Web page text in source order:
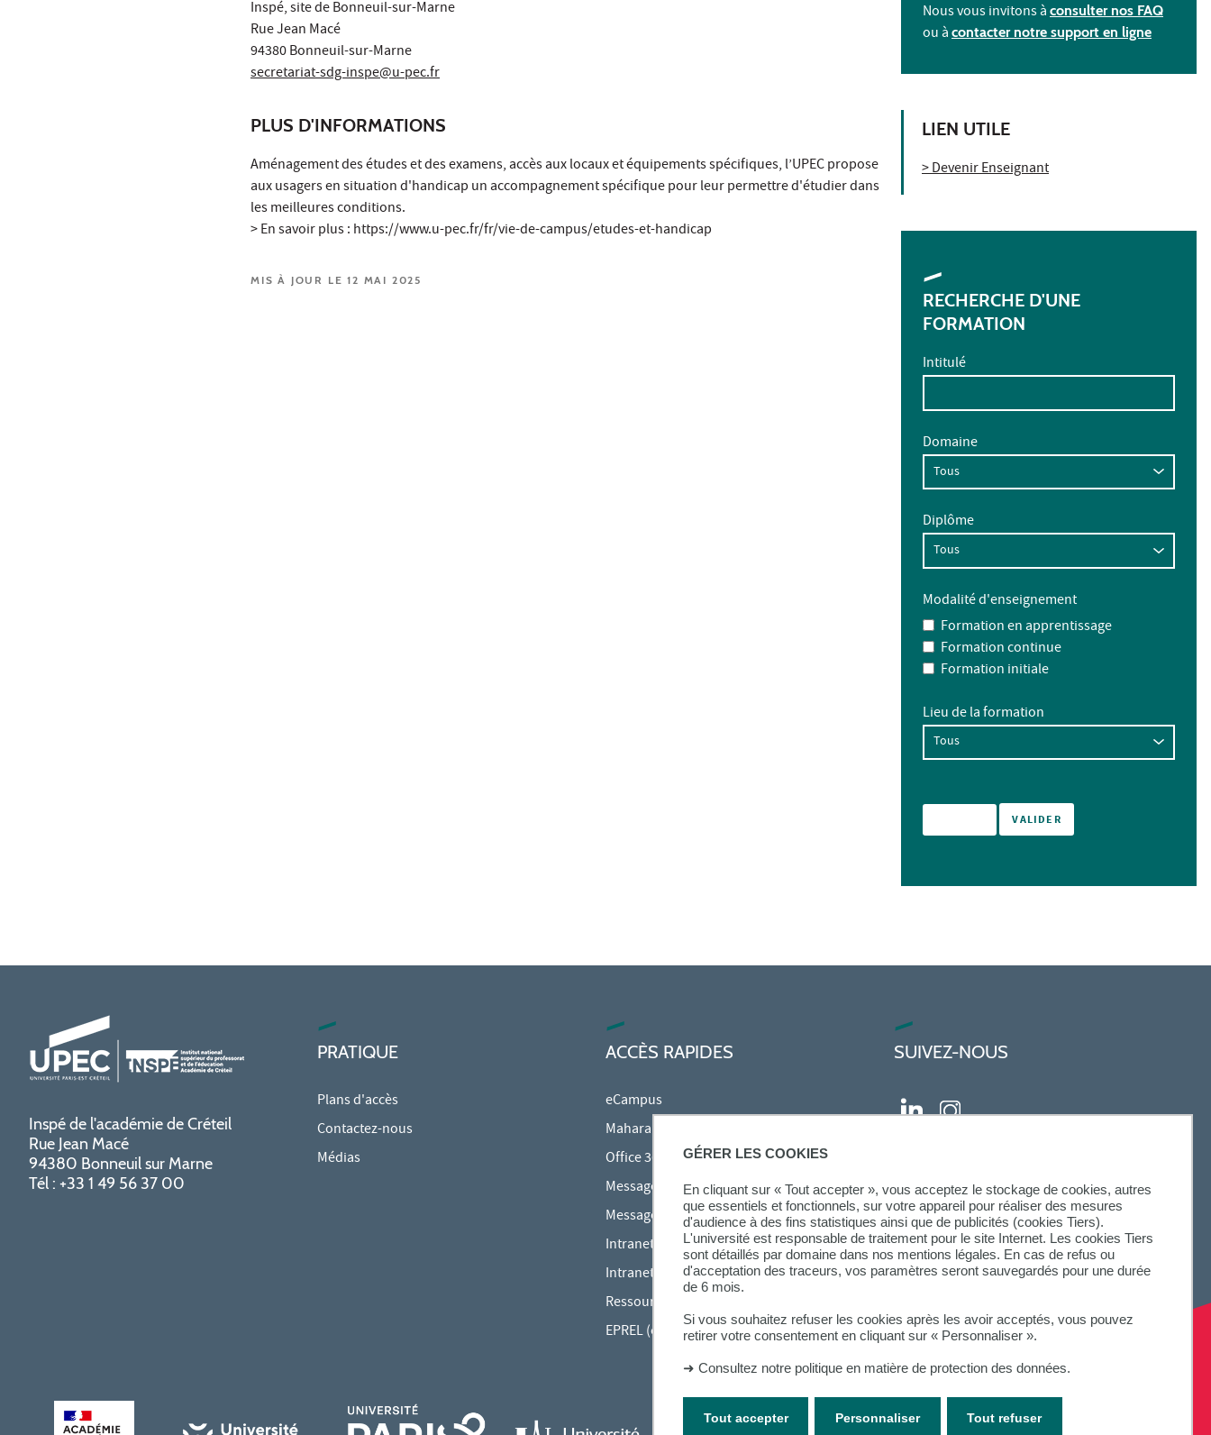
GÉRER LES COOKIES
En cliquant sur « Tout accepter », vous acceptez le stockage de cookies, autres
que essentiels et fonctionnels, sur votre appareil pour réaliser des mesures
d'audience à des fins statistiques ainsi que de publicités (cookies Tiers).
L'université est responsable de traitement pour le site Internet. Les cookies Tiers
sont détaillés par domaine dans nos mentions légales. En cas de refus ou
d'acceptation des traceurs, vos paramètres seront sauvegardés pour une durée
de 6 mois.
Si vous souhaitez refuser les cookies après les avoir acceptés, vous pouvez
retirer votre consentement en cliquant sur « Personnaliser ».
➜ Consultez notre politique en matière de protection des données.
Tout accepter Tout refuser
Personnaliser
Inspé, site de Bonneuil-sur-Marne
Rue Jean Macé
94380 Bonneuil-sur-Marne
secretariat-sdg-inspe@u-pec.fr
PLUS D'INFORMATIONS
Aménagement des études et des examens, accès aux locaux et équipements spécifiques, l’UPEC propose
aux usagers en situation d'handicap un accompagnement spécifique pour leur permettre d'étudier dans
les meilleures conditions.
> En savoir plus : https://www.u-pec.fr/fr/vie-de-campus/etudes-et-handicap
MIS À JOUR LE 12 MAI 2025
Nous vous invitons à consulter nos FAQ
ou à contacter notre support en ligne
LIEN UTILE
> Devenir Enseignant
RECHERCHE D'UNE
FORMATION
Intitulé
Domaine
Diplôme
Modalité d'enseignement
Formation en apprentissage
Formation continue
Formation initiale
Lieu de la formation
Inspé de l'académie de Créteil
Rue Jean Macé
94380 Bonneuil sur Marne
Tél : +33 1 49 56 37 00
PRATIQUE
Plans d'accès
Contactez-nous
Médias
ACCÈS RAPIDES
eCampus
Mahara
Office 365
Messagerie des étudiants
Messagerie des personnels
Intranet Inspé
Intranet UPEC
Ressources audiovisuelles Inspé
EPREL (cours en ligne)
SUIVEZ-NOUS